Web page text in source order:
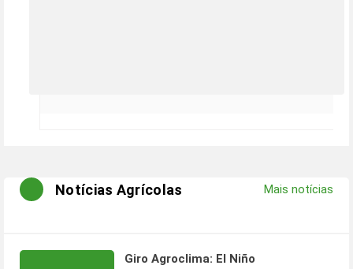
Notícias Agrícolas Mais notícias
Giro Agroclima: El Niño